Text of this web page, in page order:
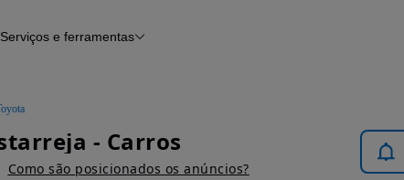
Serviços e ferramentas
- Carros
Como são posicionados os anúncios?